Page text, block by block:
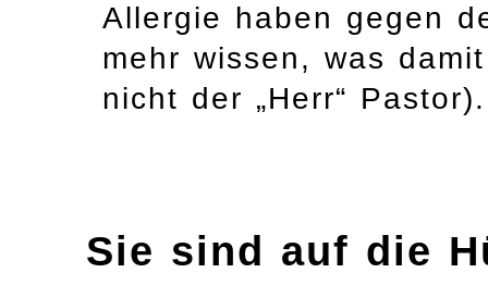
Allergie haben gegen
mehr wissen, was
nicht der „Herr“ Pastor).
Sie sind auf die